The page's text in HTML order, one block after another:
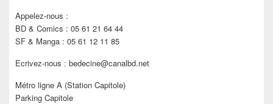
Appelez-nous :
BD & Comics : 05 61 21 64 44
SF & Manga : 05 61 12 11 85
Ecrivez-nous : bedecine@canalbd.net
Métro ligne A (Station Capitole)
Parking Capitole